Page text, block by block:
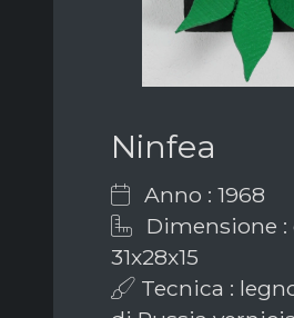
Ninfea
Anno : 1968
Dimensione :
31x28x15
Tecnica :